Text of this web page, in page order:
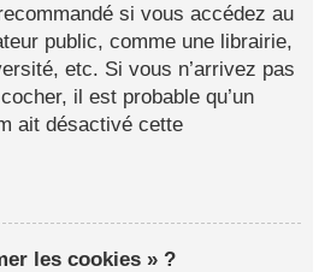
si vous accédez au
public, comme une librairie,
etc. Si vous n’arrivez pas
il est probable qu’un
ait désactivé cette
les cookies » ?